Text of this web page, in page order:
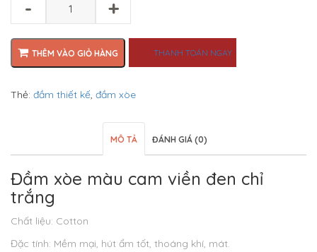
- +
THÊM VÀO GIỎ HÀNG THANH TOÁN NGAY
Thẻ: đầm thiết kế, đầm xòe
MÔ TẢ ĐÁNH GIÁ (0)
Đầm xòe màu cam viền đen chỉ
trắng
Chất liệu: Cotton
Đặc tính: Mềm mại, hút ẩm tốt, thoáng khí, mát.